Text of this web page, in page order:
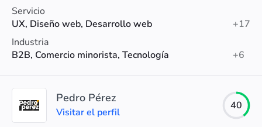
Servicio
UX, Diseño web, Desarrollo web
+17
Industria
B2B, Comercio minorista, Tecnología
+6
Pedro Pérez
Visitar el perfil
40